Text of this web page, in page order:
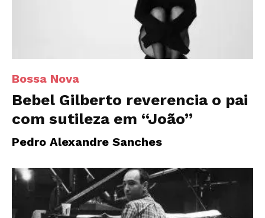
Bossa Nova
Bebel Gilberto reverencia o pai
com sutileza em “João”
Pedro Alexandre Sanches